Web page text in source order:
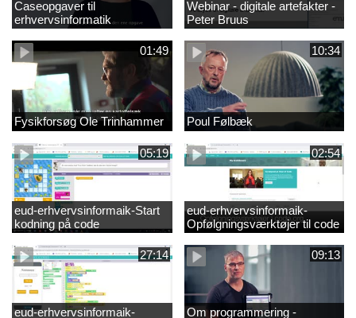
Caseopgaver til
erhvervsinformatik
Webinar - digitale artefakter -
Peter Bruus
01:49
Fysikforsøg Ole Trinhammer
10:34
Poul Følbæk
05:19
eud-erhvervsinformaik-Start
kodning på code
02:54
eud-erhvervsinformaik-
Opfølgningsværktøjer til code
27:14
eud-erhvervsinformaik-
09:13
Om programmering -